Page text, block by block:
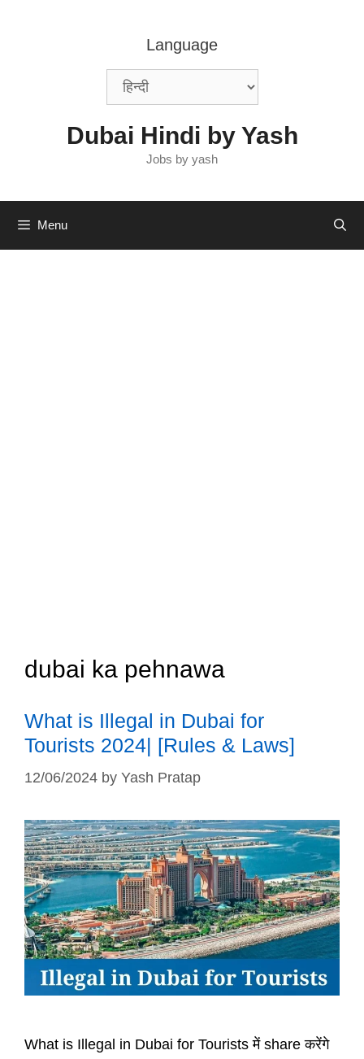
Language
Dubai Hindi by Yash
Jobs by yash
Menu
dubai ka pehnawa
What is Illegal in Dubai for
Tourists 2024| [Rules & Laws]
12/06/2024 by Yash Pratap
What is Illegal in Dubai for Tourists में share करेंगे